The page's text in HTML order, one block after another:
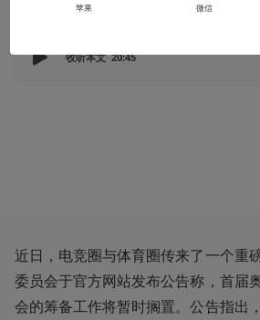
收听本文 20:45
近日，电竞圈与体育圈传来了一个重
委员会于官方网站发布公告称，首届
会的筹备工作将暂时搁置。公告指出
苹果 微信